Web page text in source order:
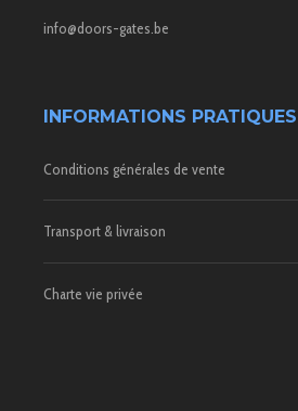
info@doors-gates.be
INFORMATIONS PRATIQUES
Conditions générales de vente
Transport & livraison
Charte vie privée